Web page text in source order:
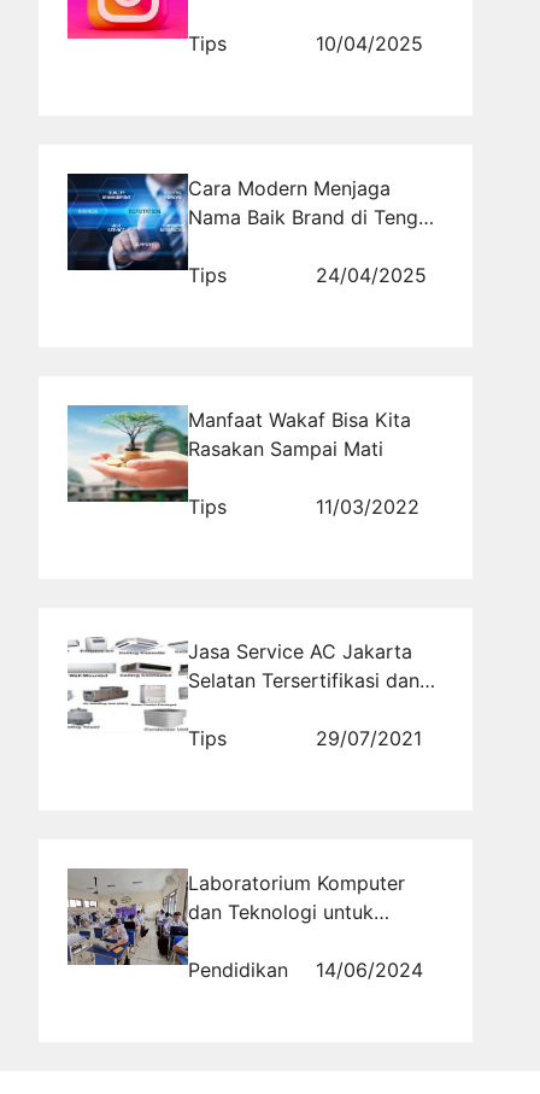
Tips
10/04/2025
Cara Modern Menjaga
Nama Baik Brand di Tengah
Tips
24/04/2025
Manfaat Wakaf Bisa Kita
Rasakan Sampai Mati
Tips 11/03/2022
Jasa Service AC Jakarta
Selatan Tersertifikasi dan
Tips
29/07/2021
Laboratorium Komputer
dan Teknologi untuk
Islam Al Masoem Bandung
Pendidikan 14/06/2024